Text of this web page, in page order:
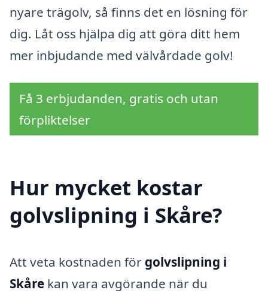
nyare trägolv, så finns det en lösning för
dig. Låt oss hjälpa dig att göra ditt hem
mer inbjudande med välvårdade golv!
Få 3 erbjudanden, gratis och utan
förpliktelser
Hur mycket kostar
golvslipning i Skåre?
Att veta kostnaden för golvslipning i
Skåre kan vara avgörande när du